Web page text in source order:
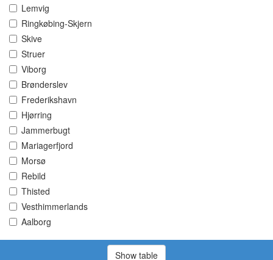
Lemvig
Ringkøbing-Skjern
Skive
Struer
Viborg
Brønderslev
Frederikshavn
Hjørring
Jammerbugt
Mariagerfjord
Morsø
Rebild
Thisted
Vesthimmerlands
Aalborg
Show table